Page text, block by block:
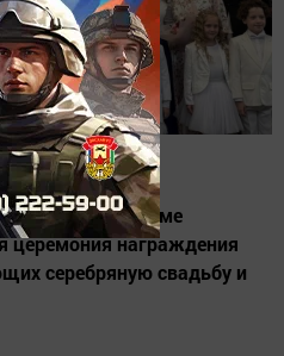
праздника,
Думе
церемония награждения
серебряную свадьбу и